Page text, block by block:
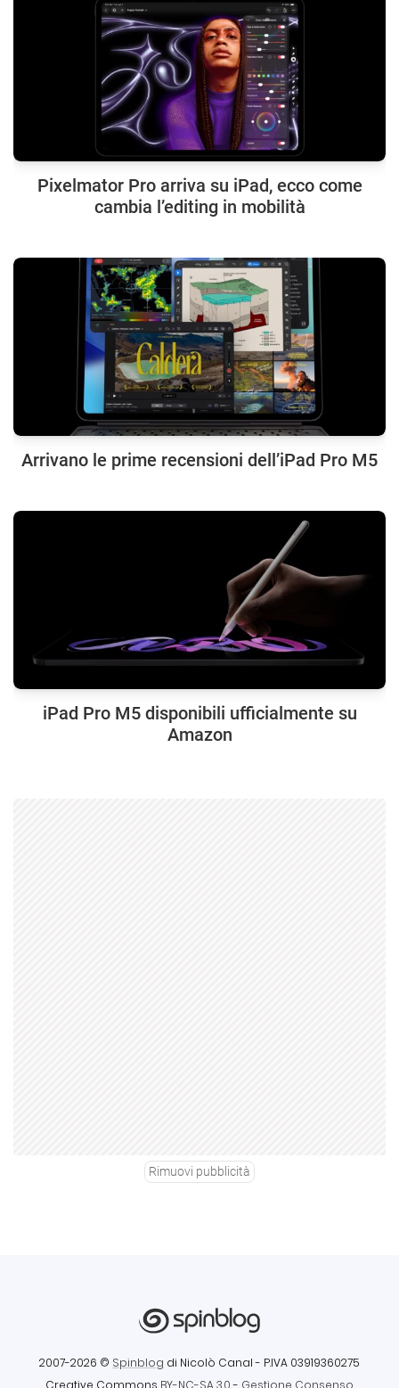
Pixelmator Pro arriva su iPad, ecco come
cambia l’editing in mobilità
Arrivano le prime recensioni dell’iPad Pro M5
iPad Pro M5 disponibili ufficialmente su
Amazon
Rimuovi pubblicità
2007-2026 © Spinblog di Nicolò Canal - P.IVA 03919360275
Creative Commons BY-NC-SA 3.0- Gestione Consenso